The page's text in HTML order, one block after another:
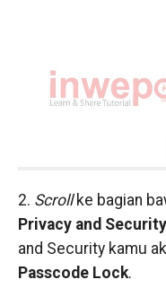
2. Scrollke bagian
Privacy and Security
and Security kamu
Passcode Lock.